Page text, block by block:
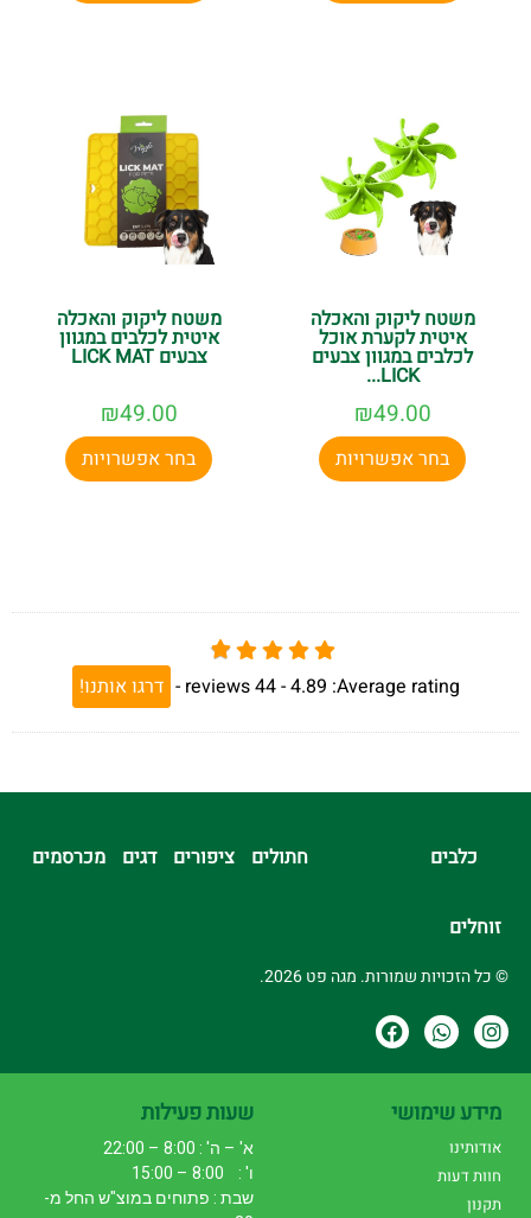
משטח ליקוק והאכלה
איטית לקערת אוכל
לכלבים במגוון צבעים
LICK...
₪49.00
בחר אפשרויות
משטח ליקוק והאכלה
איטית לכלבים במגוון
צבעים LICK MAT
₪49.00
בחר אפשרויות
Average rating:
4.89 -
44
reviews
- דרגו אותנו!
כלבים חתולים ציפורים דגים מכרסמים
זוחלים
© כל הזכויות שמורות. מגה פט 2026.
מידע שימושי
אודותינו
חוות דעות
תקנון
שעות פעילות
א' – ה' : 8:00 – 22:00
ו' : 8:00 – 15:00
שבת : פתוחים במוצ"ש החל מ-